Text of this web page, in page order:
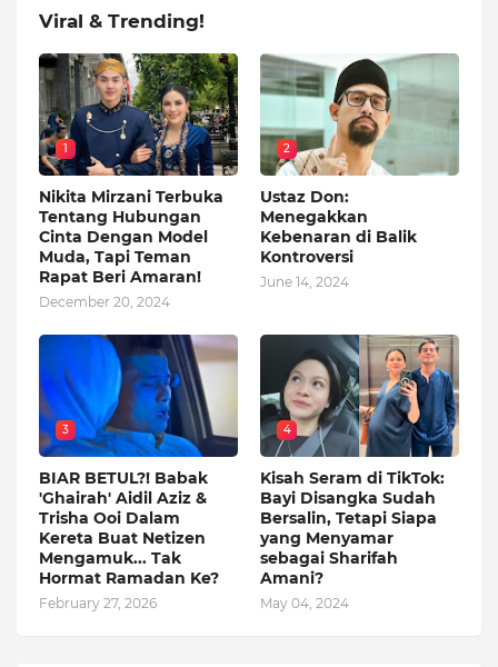
Viral & Trending!
1
Nikita Mirzani Terbuka
Tentang Hubungan
Cinta Dengan Model
Muda, Tapi Teman
Rapat Beri Amaran!
December 20, 2024
2
Ustaz Don:
Menegakkan
Kebenaran di Balik
Kontroversi
June 14, 2024
3
BIAR BETUL?! Babak
'Ghairah' Aidil Aziz &
Trisha Ooi Dalam
Kereta Buat Netizen
Mengamuk... Tak
Hormat Ramadan Ke?
February 27, 2026
4
Kisah Seram di TikTok:
Bayi Disangka Sudah
Bersalin, Tetapi Siapa
yang Menyamar
sebagai Sharifah
Amani?
May 04, 2024